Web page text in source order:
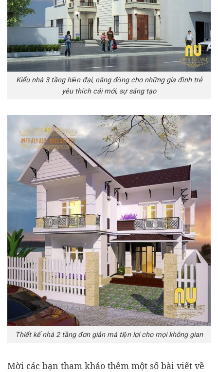
Kiểu nhà 3 tầng hiện đại, năng động cho những gia đình trẻ
yêu thích cái mới, sự sáng tạo
Thiết kế nhà 2 tầng đơn giản mà tiện lợi cho mọi không gian
Mời các bạn tham khảo thêm một số bài viết về